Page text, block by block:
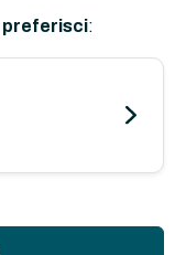
preferisci: